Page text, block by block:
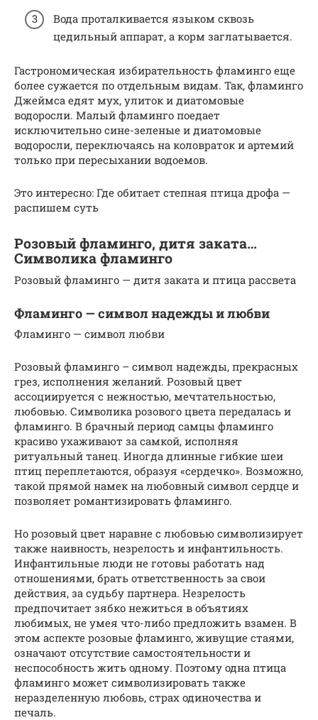
Вода проталкивается языком сквозь
цедильный аппарат, а корм заглатывается.
Гастрономическая избирательность фламинго еще
более сужается по отдельным видам. Так, фламинго
Джеймса едят мух, улиток и диатомовые
водоросли. Малый фламинго поедает
исключительно сине-зеленые и диатомовые
водоросли, переключаясь на коловраток и артемий
только при пересыхании водоемов.
Это интересно: Где обитает степная птица дрофа —
распишем суть
Розовый фламинго, дитя заката…
Символика фламинго
Розовый фламинго — дитя заката и птица рассвета
Фламинго — символ надежды и любви
Фламинго — символ любви
Розовый фламинго – символ надежды, прекрасных
грез, исполнения желаний. Розовый цвет
ассоциируется с нежностью, мечтательностью,
любовью. Символика розового цвета передалась и
фламинго. В брачный период самцы фламинго
красиво ухаживают за самкой, исполняя
ритуальный танец. Иногда длинные гибкие шеи
птиц переплетаются, образуя «сердечко». Возможно,
такой прямой намек на любовный символ сердце и
позволяет романтизировать фламинго.
Но розовый цвет наравне с любовью символизирует
также наивность, незрелость и инфантильность.
Инфантильные люди не готовы работать над
отношениями, брать ответственность за свои
действия, за судьбу партнера. Незрелость
предпочитает зябко нежиться в объятиях
любимых, не умея что-либо предложить взамен. В
этом аспекте розовые фламинго, живущие стаями,
означают отсутствие самостоятельности и
неспособность жить одному. Поэтому одна птица
фламинго может символизировать также
неразделенную любовь, страх одиночества и
печаль.